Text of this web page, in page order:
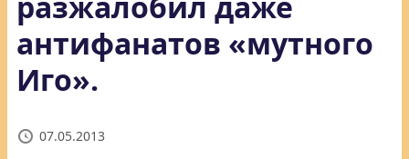
антифанатов «мутного
Иго».
07.05.2013